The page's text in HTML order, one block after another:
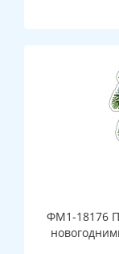
ФМ1-18176